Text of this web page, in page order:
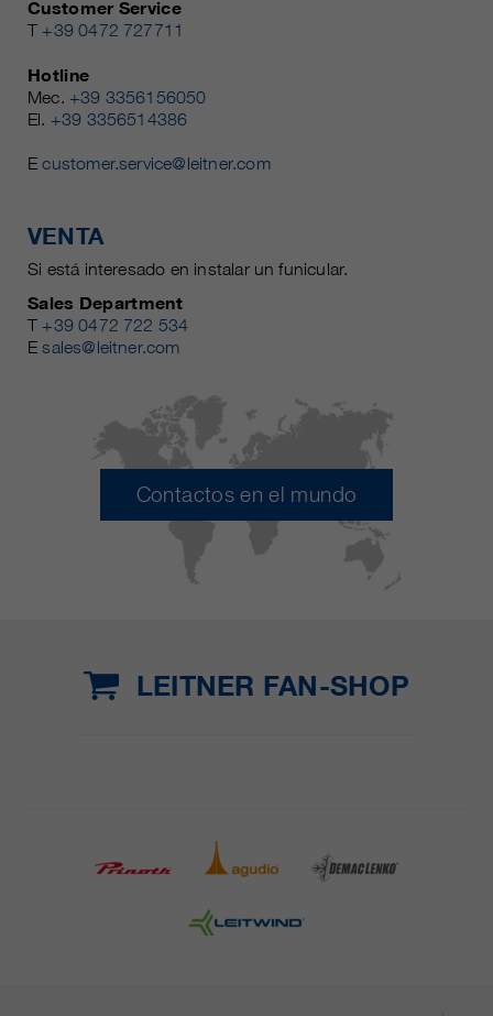
Customer Service
T +39 0472 727711
Hotline
Mec. +39 3356156050
El. +39 3356514386
Ecustomer.service@leitner.com
VENTA
Si está interesado en instalar un funicular.
Sales Department
T +39 0472 722 534
Esales@leitner.com
Contactos en el mundo
LEITNER FAN-SHOP